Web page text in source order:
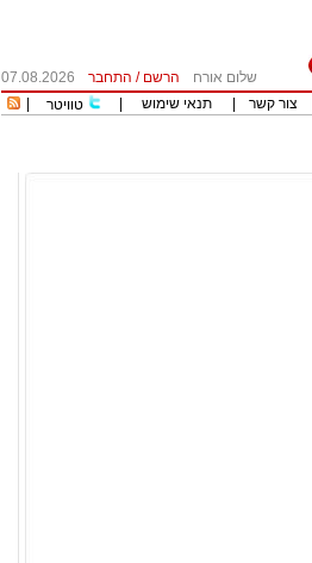
שלום אורח הרשם / התחבר
07.08.2026
צור קשר תנאי שימוש טוויטר